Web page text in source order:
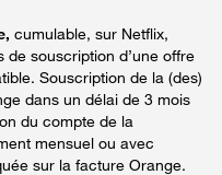
cumulable, sur Netflix,
de souscription d’une offre
Souscription de la (des)
dans un délai de 3 mois
du compte de la
mensuel ou avec
sur la facture Orange.